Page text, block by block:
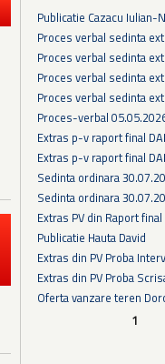
Publicatie Cazacu Iulian-
Proces verbal sedinta
Proces verbal sedinta
Proces verbal sedinta
Proces verbal sedinta
Proces-verbal
Extras p-v raport final
Extras p-v raport final
Sedinta ordinara
Sedinta ordinara
Extras PV din Raport
Publicatie Hauta David
Extras din PV Proba
Extras din PV Proba
Oferta vanzare teren
1